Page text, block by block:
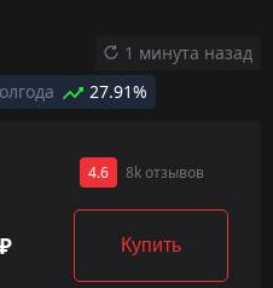
27.91%
1 минута назад
4.6 8k отзывов
Купить